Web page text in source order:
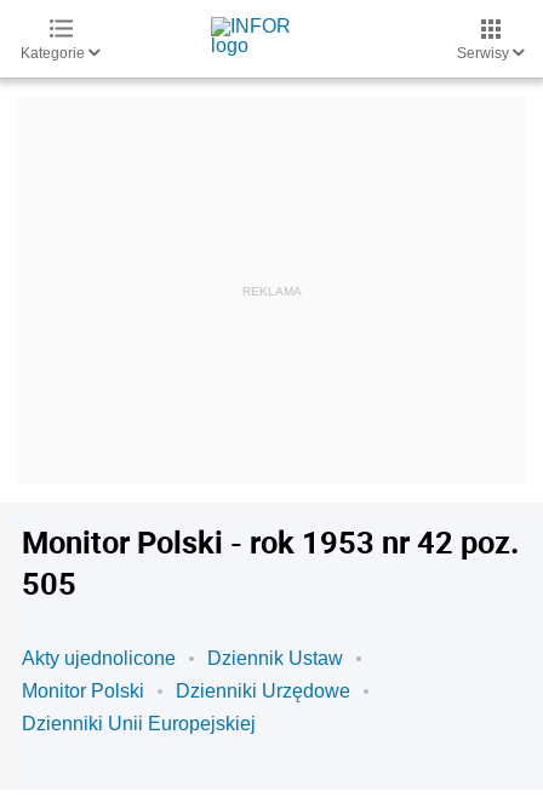
Kategorie Serwisy
Monitor Polski - rok 1953 nr 42 poz.
505
Akty ujednolicone
Dziennik Ustaw
Monitor Polski
Dzienniki Urzędowe
Dzienniki Unii Europejskiej